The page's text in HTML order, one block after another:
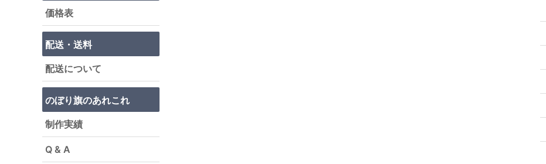
価格表
配送・送料
配送について
のぼり旗のあれこれ
制作実績
Q & A